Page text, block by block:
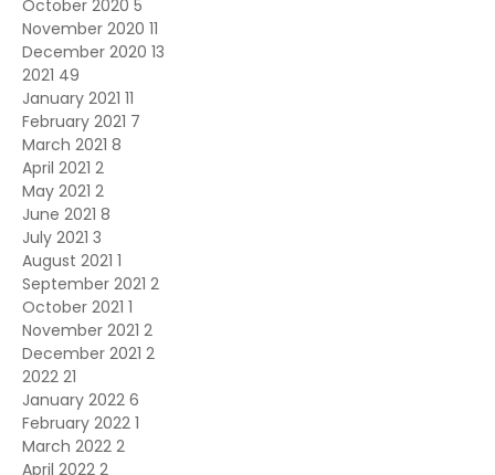
October 2020 5
November 2020 11
December 2020 13
2021 49
January 2021 11
February 2021 7
March 2021 8
April 2021 2
May 2021 2
June 2021 8
July 2021 3
August 2021 1
September 2021 2
October 2021 1
November 2021 2
December 2021 2
2022 21
January 2022 6
February 2022 1
March 2022 2
April 2022 2